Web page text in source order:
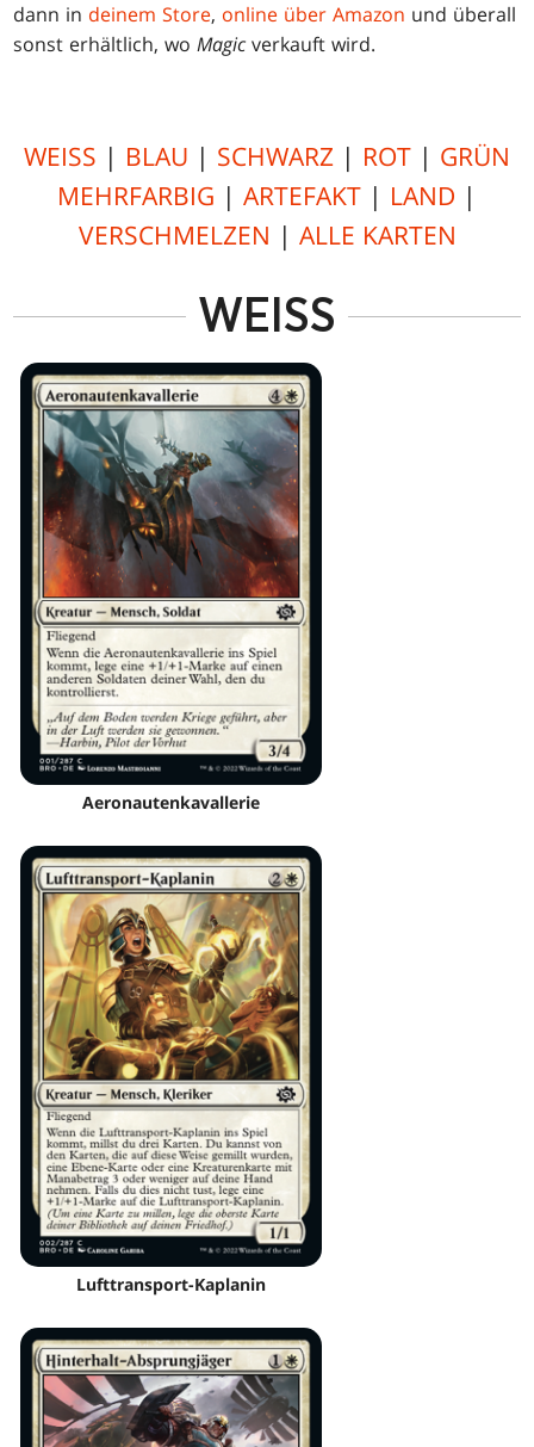
dann in deinem Store, online über Amazon und überall
sonst erhältlich, woMagic verkauft wird.
WEISS | BLAU | SCHWARZ | ROT | GRÜN
MEHRFARBIG | ARTEFAKT | LAND |
VERSCHMELZEN | ALLE KARTEN
WEISS
Aeronautenkavallerie
Lufttransport-Kaplanin